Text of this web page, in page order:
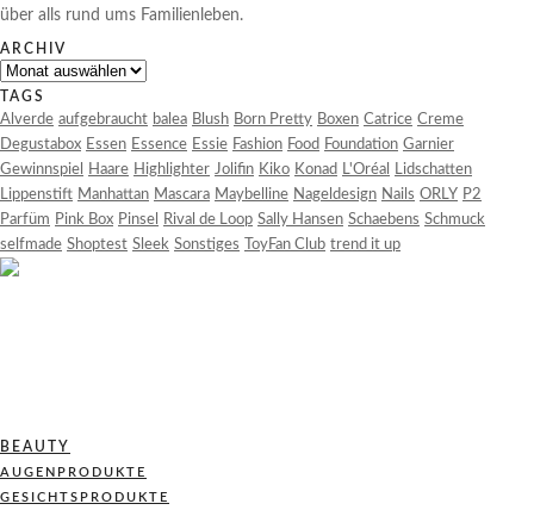
über alls rund ums Familienleben.
ARCHIV
Archiv
TAGS
Alverde aufgebraucht balea Blush Born Pretty Boxen Catrice Creme
Degustabox Essen Essence Essie Fashion Food Foundation Garnier
Gewinnspiel
Haare Highlighter Jolifin Kiko Konad L'Oréal
Lidschatten
Lippenstift Manhattan Mascara Maybelline Nageldesign Nails ORLY P2
Parfüm Pink Box Pinsel Rival de Loop Sally Hansen Schaebens Schmuck
selfmade Shoptest Sleek Sonstiges ToyFan Club trend it up
BEAUTY
AUGENPRODUKTE
GESICHTSPRODUKTE